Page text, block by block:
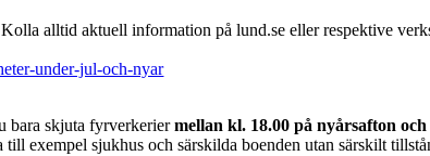
alltid aktuell information på lund.se eller respektive
under-jul-och-nyar
bara skjuta fyrverkeriermellan kl. 18.00 på nyårsafton
exempel sjukhus och särskilda boenden utan särskilt